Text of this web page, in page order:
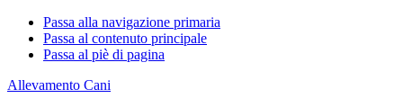
Passa alla navigazione primaria
Passa al contenuto principale
Passa al piè di pagina
Allevamento Cani